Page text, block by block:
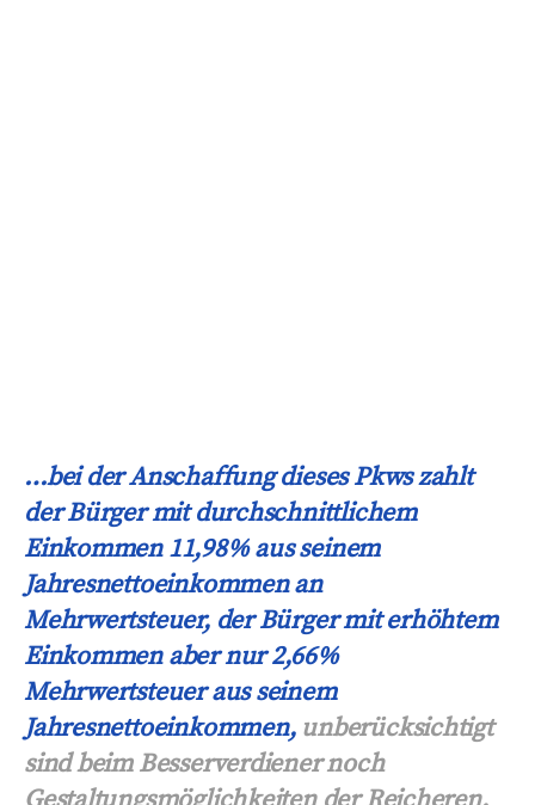
…bei der Anschaffung dieses Pkws zahlt
der Bürger mit durchschnittlichem
Einkommen 11,98% aus seinem
Jahresnettoeinkommen an
Mehrwertsteuer, der Bürger mit erhöhtem
Einkommen aber nur 2,66%
Mehrwertsteuer aus seinem
Jahresnettoeinkommen, unberücksichtigt
sind beim Besserverdiener noch